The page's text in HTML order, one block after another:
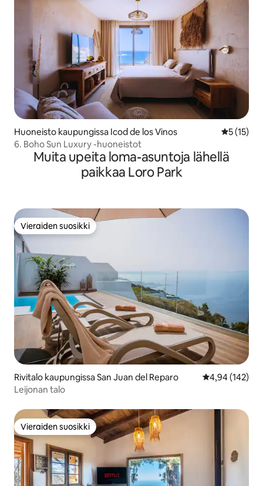
Huoneisto kaupungissa Icod de los Vinos
5 (15)
6. Boho Sun Luxury -huoneistot
Muita upeita loma-asuntoja lähellä
paikkaa Loro Park
Vieraiden suosikki
Vieraiden suosikki
Rivitalo kaupungissa San Juan del Reparo
4,94 (142)
Leijonan talo
Vieraiden suosikki
Vieraiden suosikki